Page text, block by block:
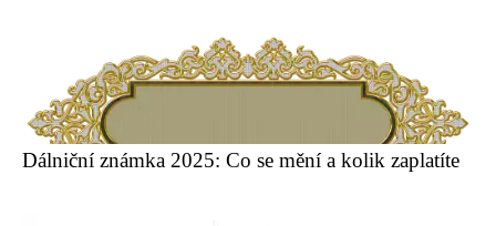
Dálniční známka 2025: Co se mění a kolik zaplatíte